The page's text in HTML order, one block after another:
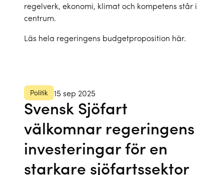
regelverk, ekonomi, klimat och kompetens står i
centrum.
Läs hela regeringens budgetproposition här.
Politik 15 sep 2025
Svensk Sjöfart
välkomnar regeringens
investeringar för en
starkare sjöfartssektor